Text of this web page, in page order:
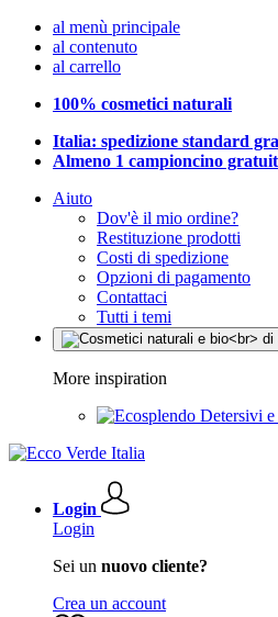
al menù principale
al contenuto
al carrello
100% cosmetici naturali
Italia: spedizione standard
Almeno 1 campioncino
Aiuto
Dov'è il mio ordine?
Restituzione prodotti
Costi di spedizione
Opzioni di pagamento
Contattaci
Tutti i temi
More inspiration
Detersivi
Login
Login
Sei un nuovo cliente?
Crea un account